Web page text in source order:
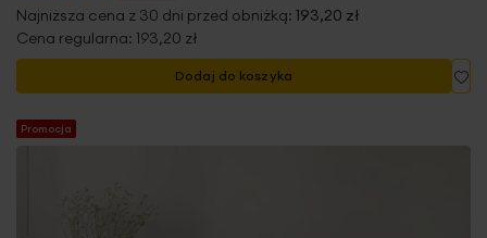
Najniższa cena z 30 dni przed obniżką: 193,20 zł
Cena regularna: 193,20 zł
Dodaj do koszyka
Promocja